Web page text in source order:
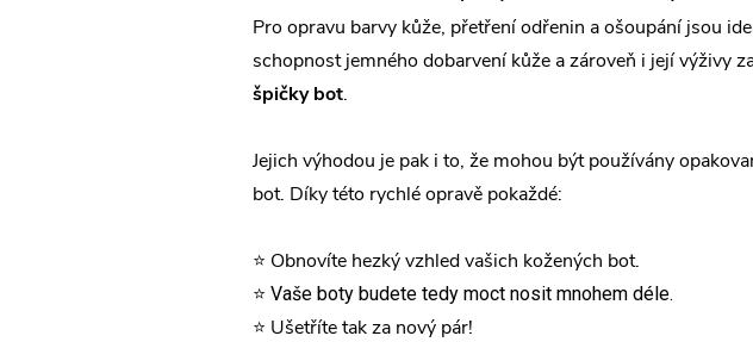
Pro opravu barvy kůže, přetření odřenin a ošoupání jsou
schopnost jemného dobarvení kůže a zároveň i její výživy
špičky bot.
Jejich výhodou je pak i to, že mohou být používány
bot. Díky této rychlé opravě pokaždé:
⭐ Obnovíte hezký vzhled vašich kožených bot.
⭐ Vaše boty budete tedy moct nosit mnohem déle.
⭐ Ušetříte tak za nový pár!